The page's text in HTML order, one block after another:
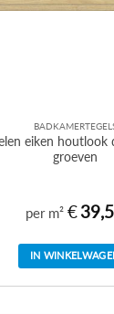
eiken
groeven
per m² €
IN